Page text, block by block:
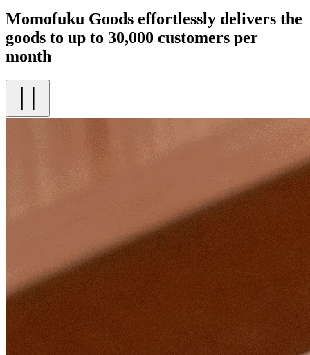
Momofuku Goods effortlessly delivers the
goods to up to 30,000 customers per
month